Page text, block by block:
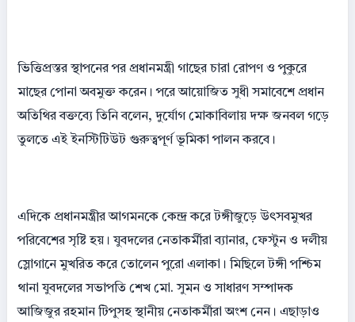
ভিত্তিপ্রস্তর স্থাপনের পর প্রধানমন্ত্রী গাছের চারা রোপণ ও পুকুরে
মাছের পোনা অবমুক্ত করেন। পরে আয়োজিত সুধী সমাবেশে প্রধান
অতিথির বক্তব্যে তিনি বলেন, দুর্যোগ মোকাবিলায় দক্ষ জনবল গড়ে
তুলতে এই ইনস্টিটিউট গুরুত্বপূর্ণ ভূমিকা পালন করবে।
এদিকে প্রধানমন্ত্রীর আগমনকে কেন্দ্র করে টঙ্গীজুড়ে উৎসবমুখর
পরিবেশের সৃষ্টি হয়। যুবদলের নেতাকর্মীরা ব্যানার, ফেস্টুন ও দলীয়
স্লোগানে মুখরিত করে তোলেন পুরো এলাকা। মিছিলে টঙ্গী পশ্চিম
থানা যুবদলের সভাপতি শেখ মো. সুমন ও সাধারণ সম্পাদক
আজিজুর রহমান টিপুসহ স্থানীয় নেতাকর্মীরা অংশ নেন। এছাড়াও